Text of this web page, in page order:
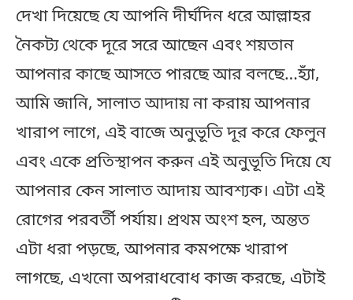
দেখা দিয়েছে যে আপনি দীর্ঘদিন ধরে আল্লাহর
নৈকট্য থেকে দূরে সরে আছেন এবং শয়তান
আপনার কাছে আসতে পারছে আর বলছে…হ্যাঁ,
আমি জানি, সালাত আদায় না করায় আপনার
খারাপ লাগে, এই বাজে অনুভূতি দূর করে ফেলুন
এবং একে প্রতিস্থাপন করুন এই অনুভূতি দিয়ে যে
আপনার কেন সালাত আদায় আবশ্যক। এটা এই
রোগের পরবর্তী পর্যায়। প্রথম অংশ হল, অন্তত
এটা ধরা পড়ছে, আপনার কমপক্ষে খারাপ
লাগছে, এখনো অপরাধবোধ কাজ করছে, এটাই